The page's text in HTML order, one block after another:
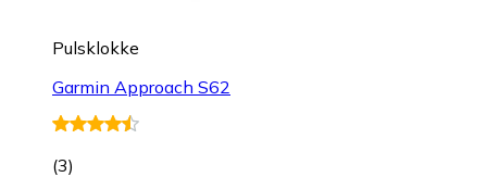
Pulsklokke
Garmin Approach S62
(3)